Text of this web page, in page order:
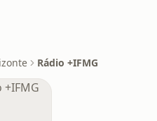
Rádio +IFMG